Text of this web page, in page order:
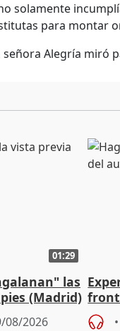
solamente
para montar
señora Alegría miró
01:29
las
(Madrid)
08/2026